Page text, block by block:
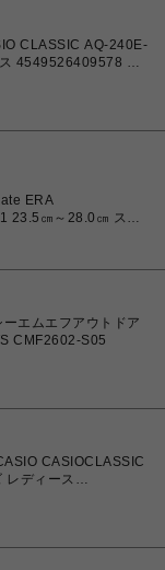
CLASSIC AQ-240E-
4549526409578 腕
ERA
23.5㎝～28.0㎝ スニ
ズ 0198266445786
エムエフアウトドア
CMF2602-S05
CASIOCLASSIC
ディース
縄/離